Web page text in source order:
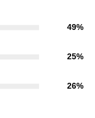
49%
25%
26%